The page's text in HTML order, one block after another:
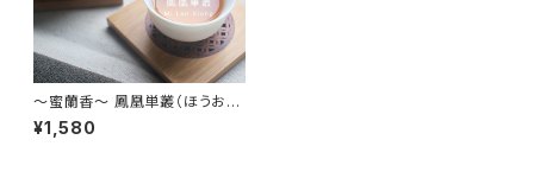
～蜜蘭香～ 鳳凰単叢（ほうおう
たんそう） 30g - Mi Lan Xian
g - 中国茶 烏龍茶 単叢 広東省
¥1,580